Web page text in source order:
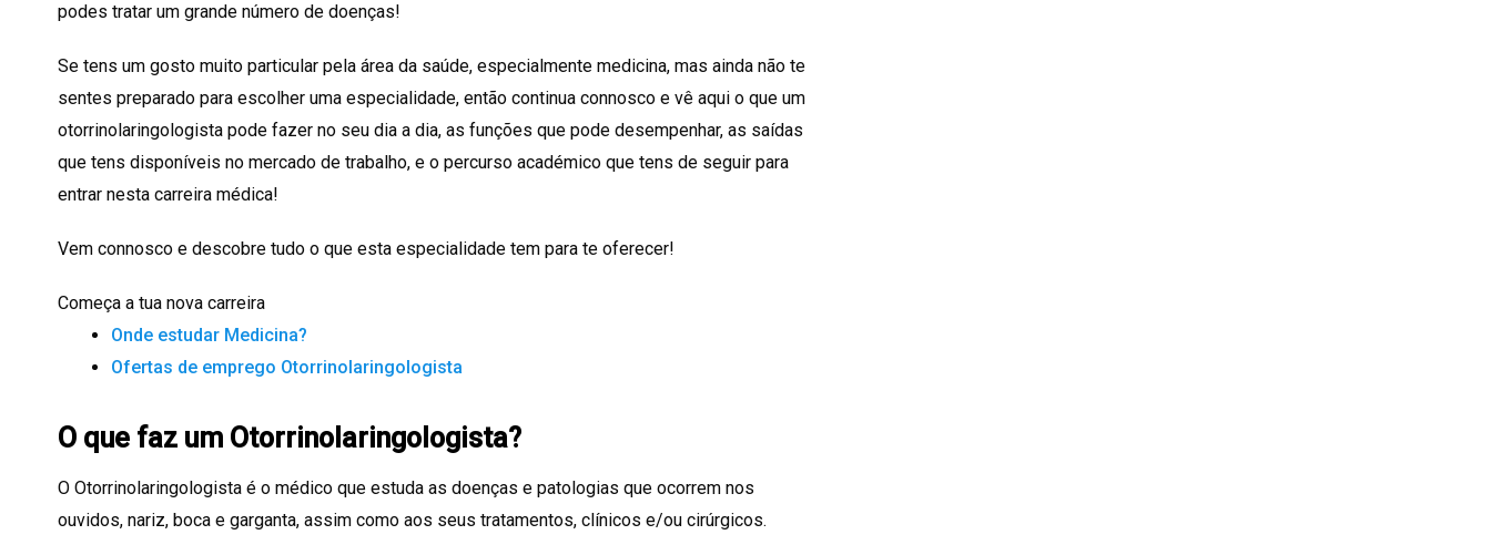
podes tratar um grande número de doenças!
Se tens um gosto muito particular pela área da saúde, especialmente medicina, mas ainda não te
sentes preparado para escolher uma especialidade, então continua connosco e vê aqui o que um
otorrinolaringologista pode fazer no seu dia a dia, as funções que pode desempenhar, as saídas
que tens disponíveis no mercado de trabalho, e o percurso académico que tens de seguir para
entrar nesta carreira médica!
Vem connosco e descobre tudo o que esta especialidade tem para te oferecer!
Começa a tua nova carreira
Onde estudar Medicina?
Ofertas de emprego Otorrinolaringologista
O que faz um Otorrinolaringologista?
O Otorrinolaringologista é o médico que estuda as doenças e patologias que ocorrem nos
ouvidos, nariz, boca e garganta, assim como aos seus tratamentos, clínicos e/ou cirúrgicos.